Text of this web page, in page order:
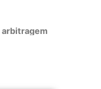
arbitragem